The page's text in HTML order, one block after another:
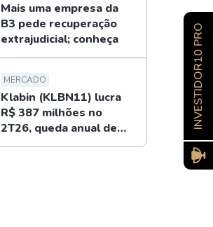
Mais uma empresa da
B3 pede recuperação
extrajudicial; conheça
MERCADO
Klabin (KLBN11) lucra
R$ 387 milhões no
2T26, queda anual de
34%
INVESTIDOR10 PRO